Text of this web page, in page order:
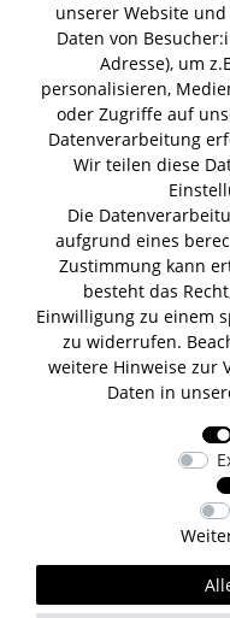
Gin Tonic
Erdnussöl
Henry Hendrick s Gin
Tomaten Boar Gin
Fever Tree
Lifestyle &
Tor 1 I
Unsere
Wir
unserer Website
Daten von
Adresse), um
personalisieren,
oder Zugriffe auf
Datenverarbeitung
Wir teilen diese
Die
aufgrund eines
Zustimmung kann
besteht das
Einwilligung zu einem
zu widerrufen.
weitere Hinweise zur
Daten in